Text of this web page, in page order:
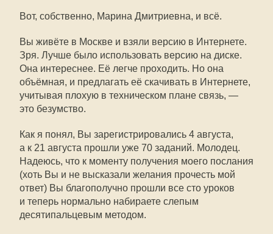
Вот, собственно, Марина Дмитриевна, и всё.
Вы живёте в Москве и взяли версию в Интернете.
Зря. Лучше было использовать версию на диске.
Она интереснее. Её легче проходить. Но она
объёмная, и предлагать её скачивать в Интернете,
учитывая плохую в техническом плане связь, —
это безумство.
Как я понял, Вы зарегистрировались 4 августа,
а к 21 августа прошли уже 70 заданий. Молодец.
Надеюсь, что к моменту получения моего послания
(хоть Вы и не высказали желания прочесть мой
ответ) Вы благополучно прошли все сто уроков
и теперь нормально набираете слепым
десятипальцевым методом.